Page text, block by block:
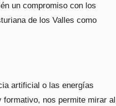
un compromiso con los
de los Valles como
artificial o las energías
nos permite mirar al